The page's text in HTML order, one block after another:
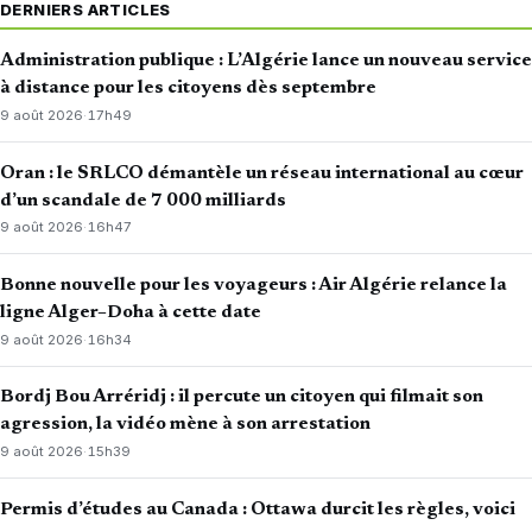
DERNIERS ARTICLES
Administration publique : L’Algérie lance un nouveau service
à distance pour les citoyens dès septembre
9 août 2026·17h49
Oran : le SRLCO démantèle un réseau international au cœur
d’un scandale de 7 000 milliards
9 août 2026·16h47
Bonne nouvelle pour les voyageurs : Air Algérie relance la
ligne Alger–Doha à cette date
9 août 2026· 16h34
Bordj Bou Arréridj : il percute un citoyen qui filmait son
agression, la vidéo mène à son arrestation
9 août 2026·15h39
Permis d’études au Canada : Ottawa durcit les règles, voici